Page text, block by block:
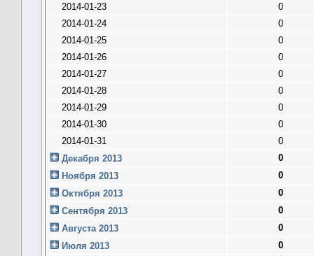
2014-01-23
0
2014-01-24
0
2014-01-25
0
2014-01-26
0
2014-01-27
0
2014-01-28
0
2014-01-29
0
2014-01-30
0
2014-01-31
0
Декабря 2013
0
Ноября 2013
0
Октября 2013
0
Сентября 2013
0
Августа 2013
0
Июля 2013
0